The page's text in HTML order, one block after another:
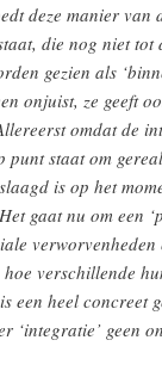
deze manier van
die nog niet tot
gezien als
onjuist, ze geeft
omdat de
punt staat om
is op het
gaat nu om een
verschillende
een heel concreet
‘integratie’ geen